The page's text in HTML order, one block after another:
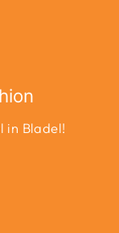
in Bladel!